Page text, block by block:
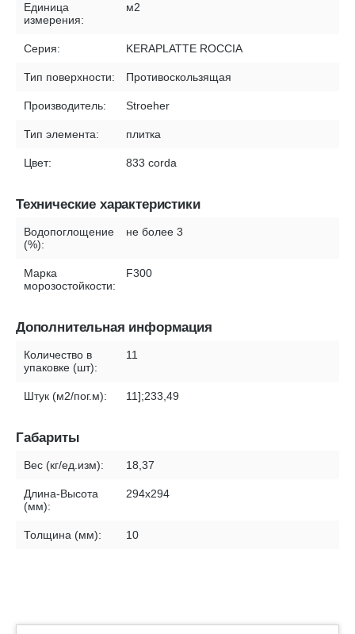
Единица
измерения:
м2
Серия: KERAPLATTE ROCCIA
Тип поверхности: Противоскользящая
Производитель: Stroeher
Тип элемента: плитка
Цвет: 833 corda
Технические характеристики
Водопоглощение
(%):
не более 3
Марка
морозостойкости:
F300
Дополнительная информация
Количество в
упаковке (шт):
11
Штук (м2/пог.м): 11];233,49
Габариты
Вес (кг/ед.изм): 18,37
Длина-Высота
(мм):
294x294
Толщина (мм): 10